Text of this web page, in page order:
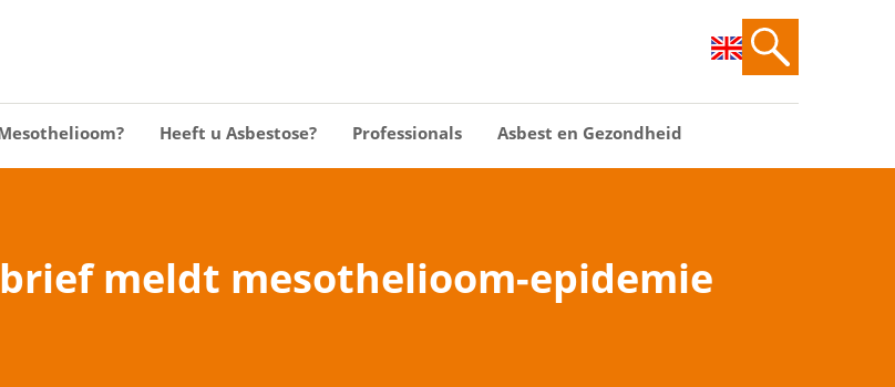
Heeft u Asbestose? Professionals Asbest en Gezondheid
meldt mesothelioom-epidemie